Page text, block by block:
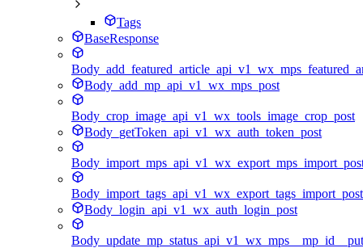
Tags
BaseResponse
Body_add_mp_api_v1_wx_mps_post
Body_crop_image_api_v1_wx_tools_image_crop_post
Body_getToken_api_v1_wx_auth_token_post
Body_import_tags_api_v1_wx_export_tags_import_post
Body_login_api_v1_wx_auth_login_post
Body_update_mp_status_api_v1_wx_mps__mp_id__put